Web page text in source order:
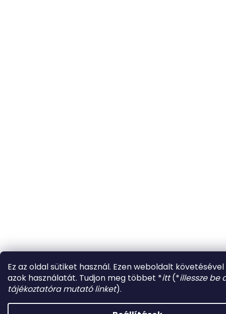
Ez az oldal sütiket használ. Ezen weboldalt
azok használatát. Tudjon meg többet *itt(*illessze be
tájékoztatóra mutató linket).